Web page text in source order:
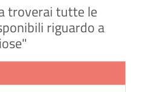
troverai tutte le
riguardo a